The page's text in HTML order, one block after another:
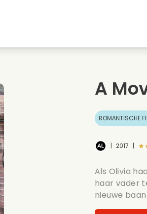
Zomerse films
Date films
A
ROMANTISCHE
| 2017 |
Als Olivia
haar vader
nieuwe